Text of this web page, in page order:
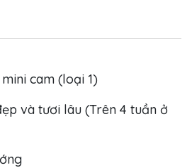
cam (loại 1)
và tươi lâu (Trên 4 tuần ở